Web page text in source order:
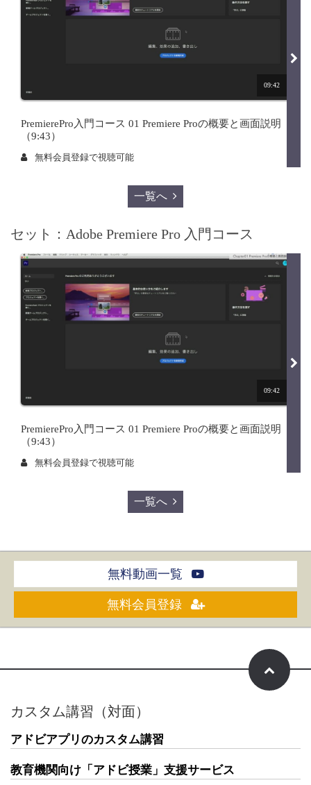
09:42
PremierePro入門コース 01 Premiere Proの概要と画面説明
（9:43）
無料会員登録で視聴可能
一覧へ
セット：Adobe Premiere Pro 入門コース
09:42
PremierePro入門コース 01 Premiere Proの概要と画面説明
（9:43）
無料会員登録で視聴可能
一覧へ
無料動画一覧
無料会員登録
カスタム講習（対面）
アドビアプリのカスタム講習
教育機関向け「アドビ授業」支援サービス